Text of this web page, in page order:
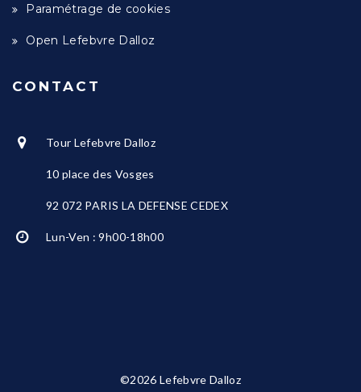
Paramétrage de cookies
Open Lefebvre Dalloz
CONTACT
Tour Lefebvre Dalloz
10 place des Vosges
92 072 PARIS LA DEFENSE CEDEX
Lun-Ven : 9h00-18h00
©2026 Lefebvre Dalloz